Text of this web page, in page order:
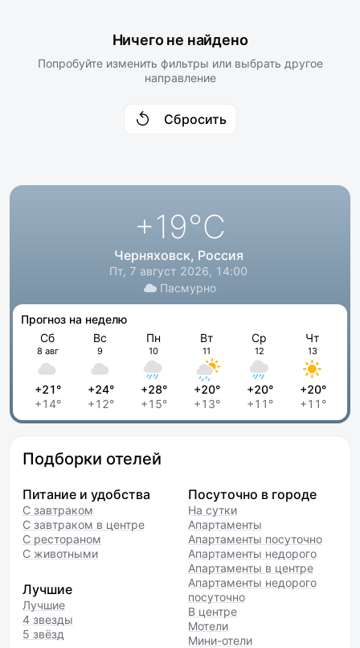
Ничего не найдено
Попробуйте изменить фильтры или выбрать другое
направление
Сбросить
+19°C
Черняховск, Россия
Пт, 7 август 2026, 14:00
Пасмурно
Прогноз на неделю
Сб
8 авг
+21°
+14°
Вс
9
+24°
+12°
Пн
10
+28°
+15°
Вт
11
+20°
+13°
Ср
12
+20°
+11°
Чт
13
+20°
+11°
Подборки отелей
Питание и удобства
С завтраком
С завтраком в центре
С рестораном
С животными
Лучшие
Лучшие
4 звезды
5 звёзд
Посуточно в городе
На сутки
Апартаменты
Апартаменты посуточно
Апартаменты недорого
Апартаменты в центре
Апартаменты недорого
посуточно
В центре
Мотели
Мини-отели